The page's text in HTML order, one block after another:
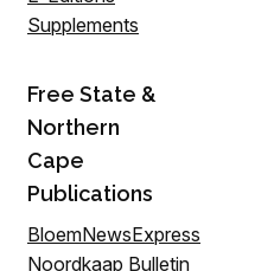
Supplements
Free State &
Northern
Cape
Publications
BloemNewsExpress
Noordkaap Bulletin